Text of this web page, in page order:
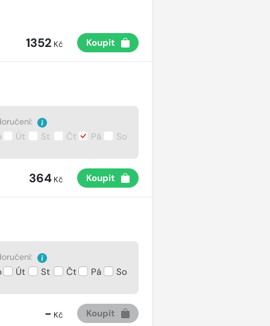
1352 Kč Koupit
Út St Čt Pá So
364Kč Koupit
Út St Čt Pá So
- Kč Koupit